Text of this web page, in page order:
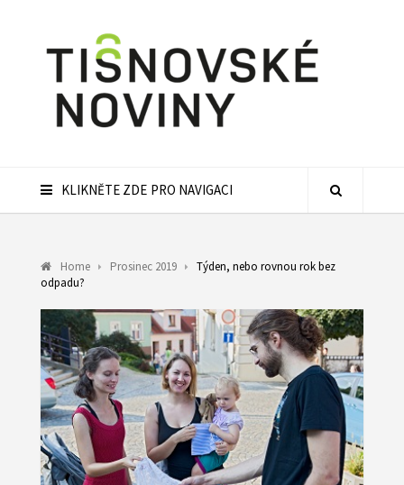
KLIKNĚTE ZDE PRO NAVIGACI
Home Prosinec 2019
Týden, nebo rovnou rok bez
odpadu?